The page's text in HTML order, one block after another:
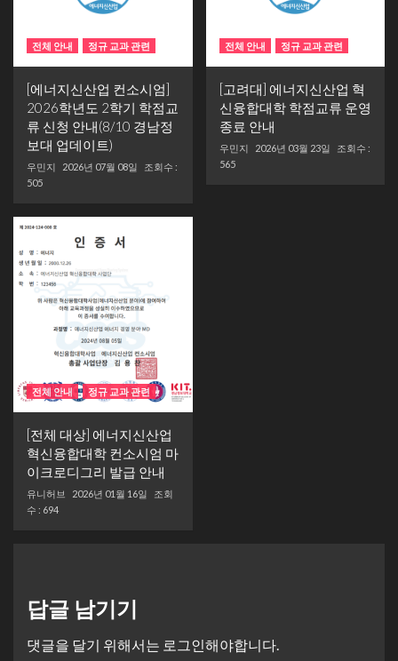
전체 안내 정규 교과 관련
[에너지신산업 컨소시엄]
2026학년도 2학기 학점교
류 신청 안내(8/10 경남정
보대 업데이트)
우민지 2026년 07월 08일
조회수 :
505
전체 안내 정규 교과 관련
[고려대] 에너지신산업 혁
신융합대학 학점교류 운영
종료 안내
우민지 2026년 03월 23일
조회수 :
565
전체 안내 정규 교과 관련
[전체 대상] 에너지신산업
혁신융합대학 컨소시엄 마
이크로디그리 발급 안내
유니허브 2026년 01월 16일
조회
수 : 694
답글 남기기
댓글을 달기 위해서는 로그인해야합니다.